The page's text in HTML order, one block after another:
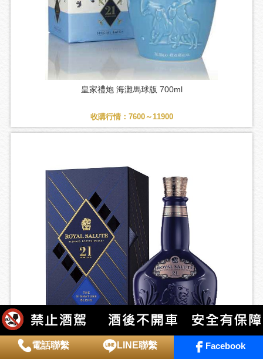
電話聯繫 LINE聯繫 Facebook
皇家禮炮 海灘馬球版 700ml
收購行情：7600～11900